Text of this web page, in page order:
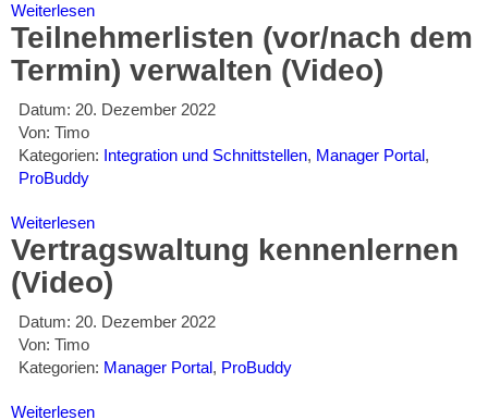
Weiterlesen
Teilnehmerlisten (vor/nach dem
Termin) verwalten (Video)
Datum: 20. Dezember 2022
Von: Timo
Kategorien: Integration und Schnittstellen, Manager Portal,
ProBuddy
Weiterlesen
Vertragswaltung kennenlernen
(Video)
Datum: 20. Dezember 2022
Von: Timo
Kategorien: Manager Portal, ProBuddy
Weiterlesen